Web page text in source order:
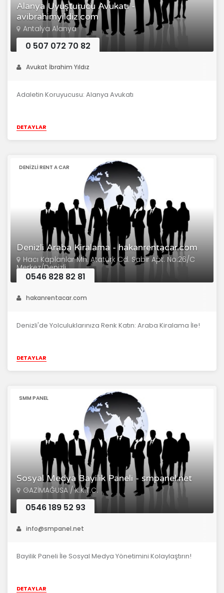
Alanya Uyuşturucu Avukatı -
avibrahimyildiz.com
Antalya Alanya
0 507 072 70 82
Avukat İbrahim Yıldız
Adaletin Koruyucusu: Alanya Avukatı
DETAYLAR
Denizli Araba Kiralama - hakanrentacar.com
DENIZLI RENT A CAR
Hacı Kaplanlar Mh. Atatürk Cd. Sabır Apt. No:26/C
Merkez/Denizli
0546 828 82 81
hakanrentacar.com
Denizli'de Yolculuklarınıza Renk Katın: Araba Kiralama İle!
DETAYLAR
Sosyal Medya Bayilik Paneli - smpanel.net
SMM PANEL
GAZİMAĞUSA / K.K.T.C.
0546 189 52 93
info@smpanel.net
Bayilik Paneli İle Sosyal Medya Yönetimini Kolaylaştırın!
DETAYLAR